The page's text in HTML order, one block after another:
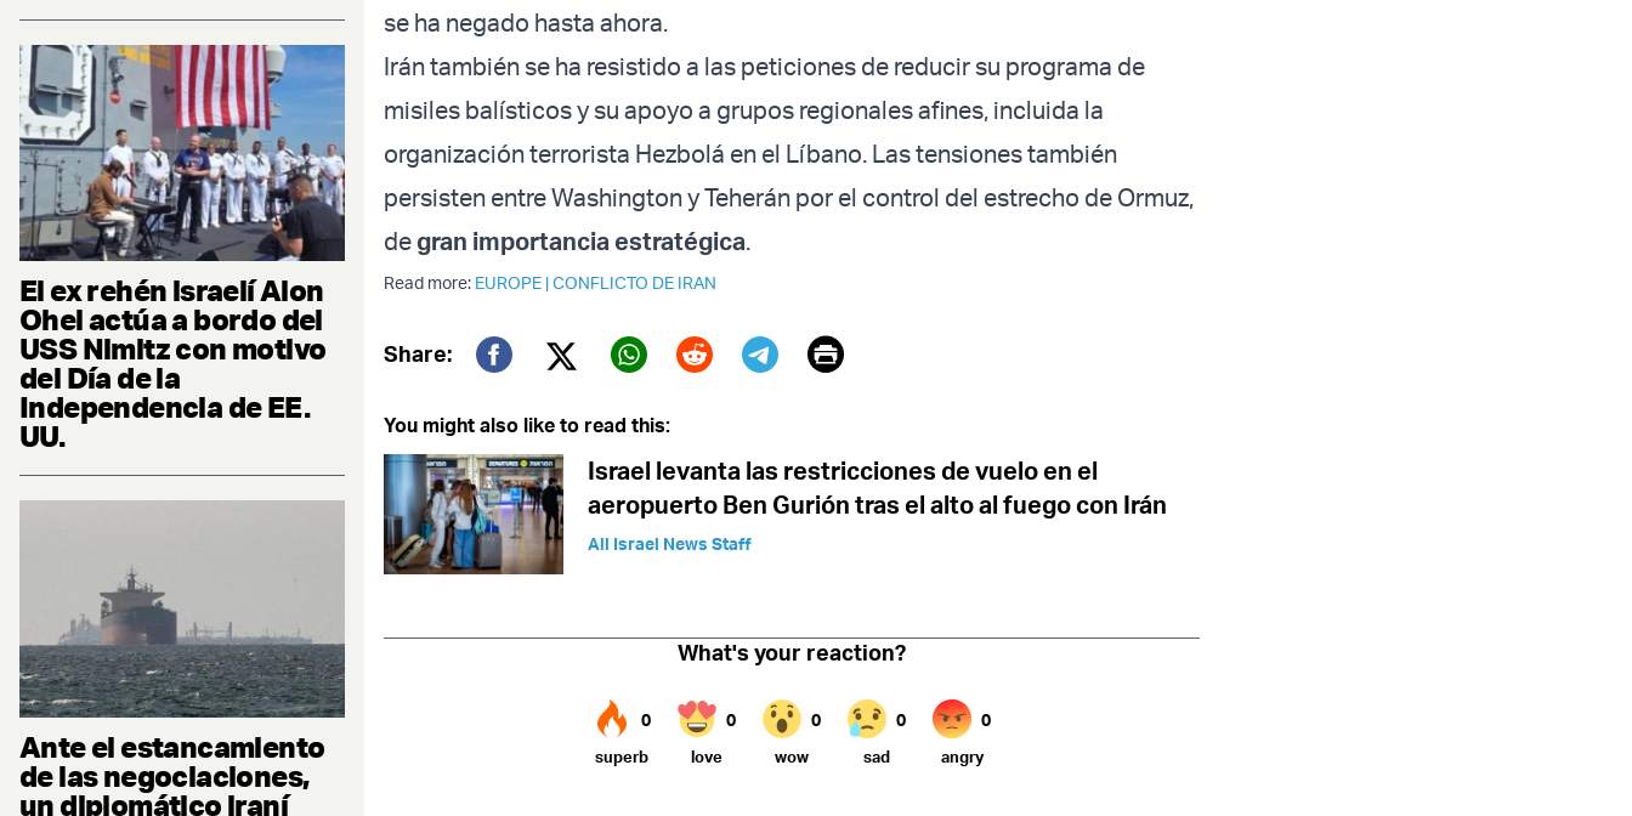
El ex rehén israelí Alon
Ohel actúa a bordo del
USS Nimitz con motivo
del Día de la
Independencia de EE.
UU.
Ante el estancamiento
de las negociaciones,
un diplomático iraní
se ha negado hasta ahora.
Irán también se ha resistido a las peticiones de reducir su programa de
misiles balísticos y su apoyo a grupos regionales afines, incluida la
organización terrorista Hezbolá en el Líbano. Las tensiones también
persisten entre Washington y Teherán por el control del estrecho de Ormuz,
de gran importancia estratégica.
Read more: EUROPE |CONFLICTO DE IRAN
Share:
Twitter (X)
Print
You might also like to read this:
Israel levanta las restricciones de vuelo en el
aeropuerto Ben Gurión tras el alto al fuego con Irán
All Israel News Staff